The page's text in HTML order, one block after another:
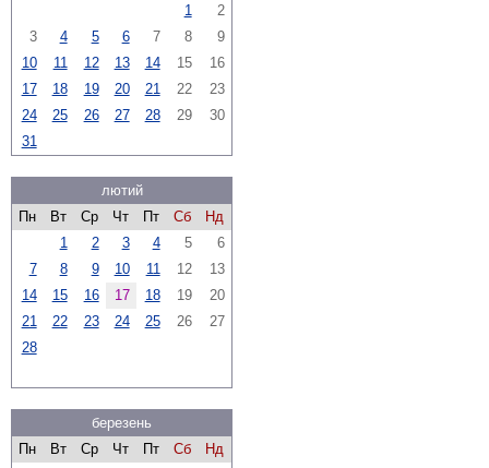
1
2
3
4 5 6 7 8
9
10
11 12 13 14 15
16
17
18 19 20 21 22
23
24
25 26 27 28 29
30
31
лютий
Пн
Вт Ср Чт Пт Сб
Нд
1
2 3 4 5
6
7
8 9 10 11 12
13
14
15 16 17 18 19
20
21
22 23 24 25 26
27
28
березень
Пн
Вт Ср Чт Пт Сб
Нд